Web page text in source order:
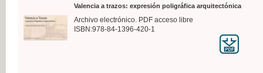
Valencia a trazos: expresión poligráfica arquitectónica
Archivo electrónico. PDF acceso libre
ISBN:978-84-1396-420-1